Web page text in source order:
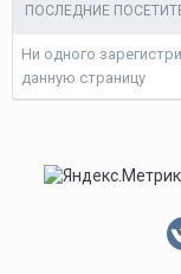
ПОСЛЕДНИЕ
Ни одного
данную страницу